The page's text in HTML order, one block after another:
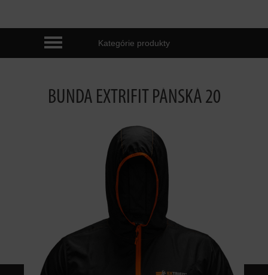
PRODUKTY
EXTRIFIT® TEAM
Kategórie produkty
BUNDA EXTRIFIT PÁNSKÁ 20